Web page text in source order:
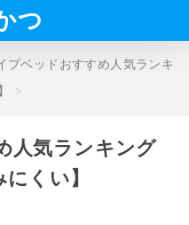
つ
プベッドおすすめ人気ランキ
人気ランキング
くい】